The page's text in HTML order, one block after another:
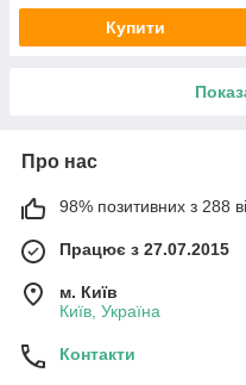
Купити
Про нас
98% позитивних з 288
Працює з 27.07.2015
м. Київ
Київ, Україна
Контакти